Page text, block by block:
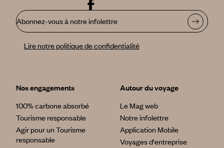
Abonnez-vous à notre infolettre
Lire notre politique de confidentialité
Nos engagements
100% carbone absorbé
Tourisme responsable
Agir pour un Tourisme
responsable
Autour du voyage
Le Mag web
Notre infolettre
Application Mobile
Voyages d'entreprise